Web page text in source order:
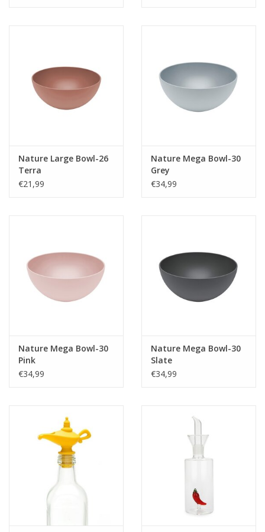
Nature Large Bowl-26
Terra
€21,99
Nature Mega Bowl-30
Grey
€34,99
Nature Mega Bowl-30
Pink
€34,99
Nature Mega Bowl-30
Slate
€34,99